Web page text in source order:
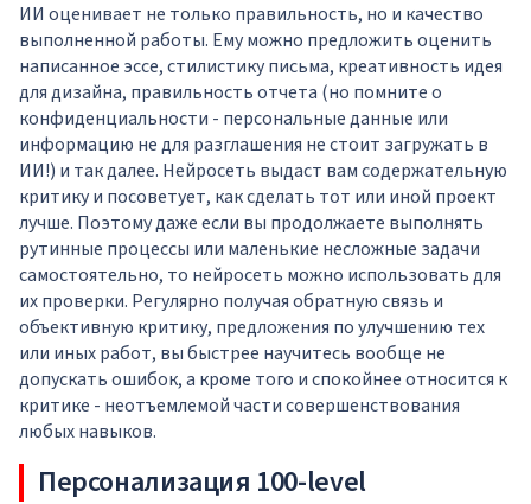
ИИ оценивает не только правильность, но и качество
выполненной работы. Ему можно предложить оценить
написанное эссе, стилистику письма, креативность идея
для дизайна, правильность отчета (но помните о
конфиденциальности - персональные данные или
информацию не для разглашения не стоит загружать в
ИИ!) и так далее. Нейросеть выдаст вам содержательную
критику и посоветует, как сделать тот или иной проект
лучше. Поэтому даже если вы продолжаете выполнять
рутинные процессы или маленькие несложные задачи
самостоятельно, то нейросеть можно использовать для
их проверки. Регулярно получая обратную связь и
объективную критику, предложения по улучшению тех
или иных работ, вы быстрее научитесь вообще не
допускать ошибок, а кроме того и спокойнее относится к
критике - неотъемлемой части совершенствования
любых навыков.
Персонализация 100-level